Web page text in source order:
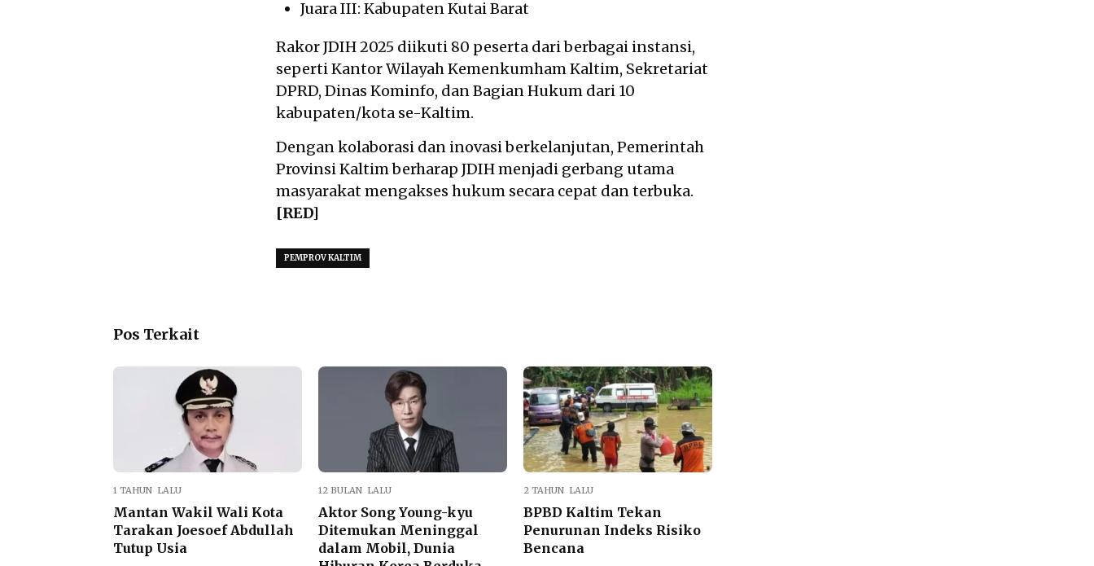
Juara III: Kabupaten Kutai Barat
Rakor JDIH 2025 diikuti 80 peserta dari berbagai instansi,
seperti Kantor Wilayah Kemenkumham Kaltim, Sekretariat
DPRD, Dinas Kominfo, dan Bagian Hukum dari 10
kabupaten/kota se-Kaltim.
Dengan kolaborasi dan inovasi berkelanjutan, Pemerintah
Provinsi Kaltim berharap JDIH menjadi gerbang utama
masyarakat mengakses hukum secara cepat dan terbuka.
[RED]
PEMPROV KALTIM
Pos Terkait
1 TAHUN LALU
Mantan Wakil Wali Kota
Tarakan Joesoef Abdullah
Tutup Usia
12 BULAN LALU
Aktor Song Young-kyu
Ditemukan Meninggal
dalam Mobil, Dunia
2 TAHUN LALU
BPBD Kaltim Tekan
Penurunan Indeks Risiko
Bencana